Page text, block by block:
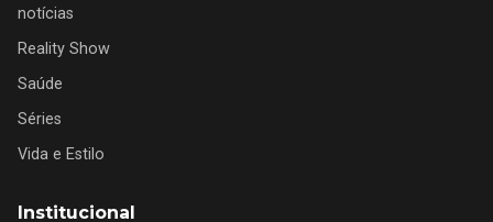
notícias
Reality Show
Saúde
Séries
Vida e Estilo
Institucional